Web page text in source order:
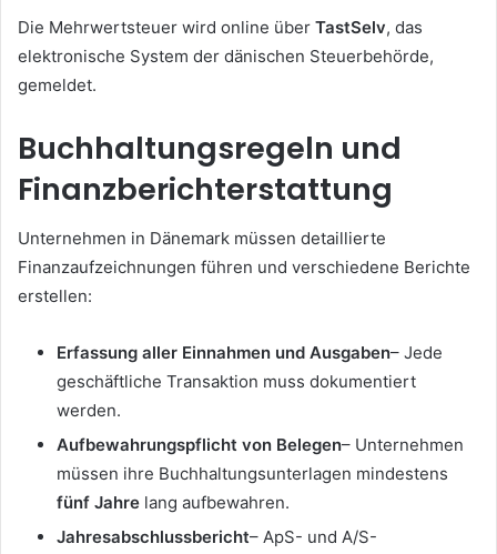
Die Mehrwertsteuer wird online über TastSelv, das
elektronische System der dänischen Steuerbehörde,
gemeldet.
Buchhaltungsregeln und
Finanzberichterstattung
Unternehmen in Dänemark müssen detaillierte
Finanzaufzeichnungen führen und verschiedene Berichte
erstellen:
Erfassung aller Einnahmen und Ausgaben– Jede
geschäftliche Transaktion muss dokumentiert
werden.
Aufbewahrungspflicht von Belegen– Unternehmen
müssen ihre Buchhaltungsunterlagen mindestens
fünf Jahre lang aufbewahren.
Jahresabschlussbericht– ApS- und A/S-